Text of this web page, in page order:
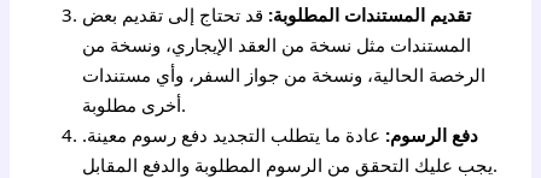
تقديم المستندات المطلوبة: قد تحتاج إلى تقديم بعض
المستندات مثل نسخة من العقد الإيجاري، ونسخة من
الرخصة الحالية، ونسخة من جواز السفر، وأي مستندات
أخرى مطلوبة.
دفع الرسوم: عادة ما يتطلب التجديد دفع رسوم معينة.
يجب عليك التحقق من الرسوم المطلوبة والدفع المقابل.